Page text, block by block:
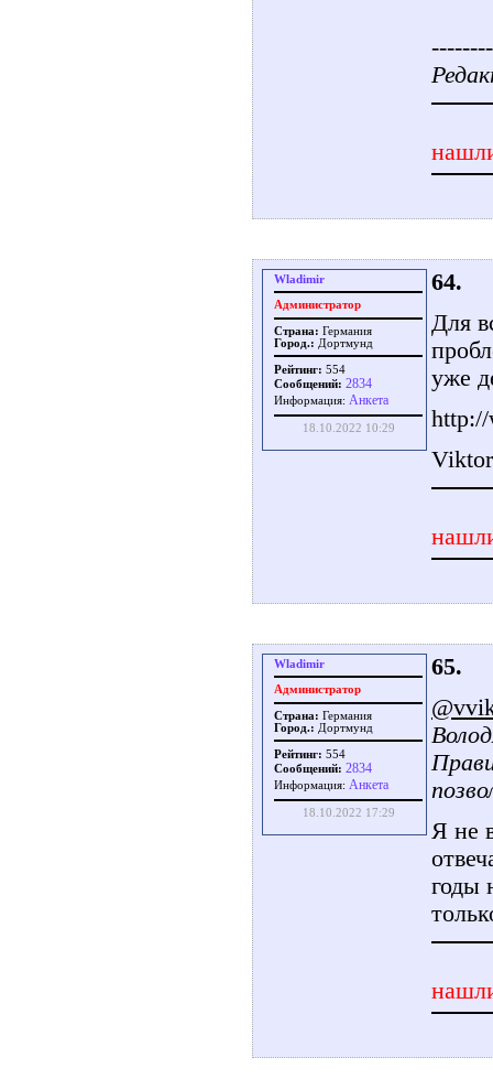
Wladimir
Администратор
Страна: Германия
Город.: Дортмунд
Рейтинг: 554
Сообщений: 2834
Информация: Aнкета
18.10.2022 10:29
64.
Для
уже
http://
Wladimir
Администратор
Страна: Германия
Город.: Дортмунд
Рейтинг: 554
Сообщений: 2834
Информация: Aнкета
18.10.2022 17:29
65.
Я не
годы